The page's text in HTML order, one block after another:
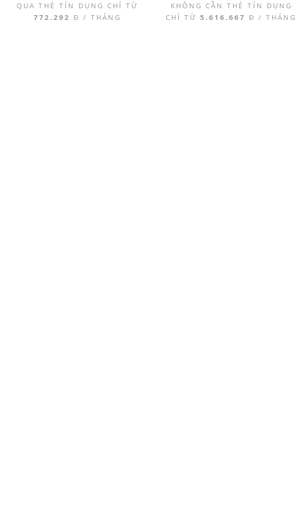
QUA THẺ TÍN DỤNG CHỈ TỪ
772.292 Đ / THÁNG
KHÔNG CẦN THẺ TÍN DỤNG
CHỈ TỪ 5.616.667 Đ / THÁNG